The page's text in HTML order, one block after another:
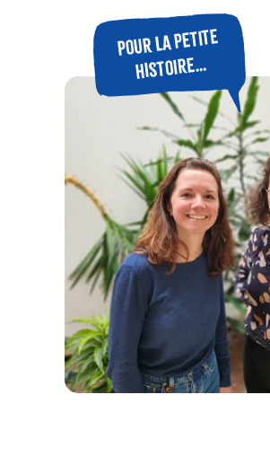
Pour la petite
histoire…